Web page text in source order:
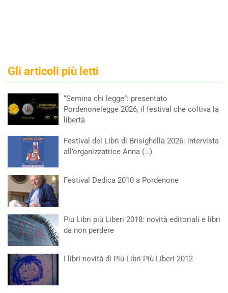
Gli articoli più letti
“Semina chi legge”: presentato
Pordenonelegge 2026, il festival che coltiva la
libertà
Festival dei Libri di Brisighella 2026: intervista
all’organizzatrice Anna (…)
Festival Dedica 2010 a Pordenone
Piu Libri più Liberi 2018: novità editoriali e libri
da non perdere
I libri novità di Più Libri Più Liberi 2012